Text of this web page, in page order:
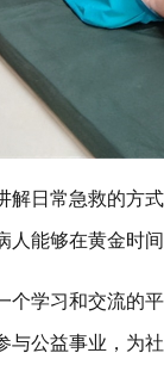
日常急救的方
人能够在黄金时
个学习和交流的
公益事业，为